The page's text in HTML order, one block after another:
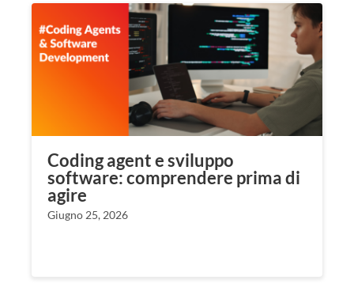
Coding agent e sviluppo
software: comprendere prima di
agire
Giugno 25, 2026